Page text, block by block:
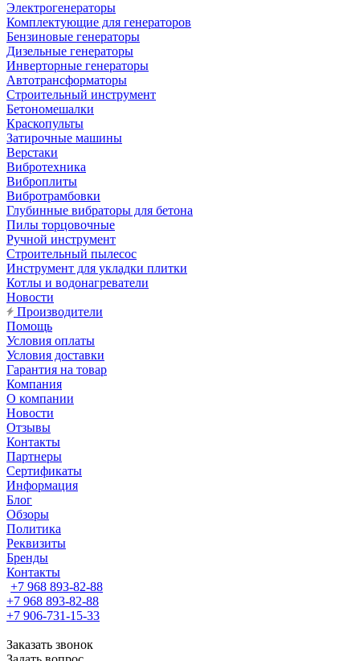
Электрогенераторы
Комплектующие для генераторов
Бензиновые генераторы
Дизельные генераторы
Инверторные генераторы
Автотрансформаторы
Строительный инструмент
Бетономешалки
Краскопульты
Затирочные машины
Верстаки
Вибротехника
Виброплиты
Вибротрамбовки
Глубинные вибраторы для бетона
Пилы торцовочные
Ручной инструмент
Строительный пылесос
Инструмент для укладки плитки
Котлы и водонагреватели
Новости
Производители
Помощь
Условия оплаты
Условия доставки
Гарантия на товар
Компания
О компании
Новости
Отзывы
Контакты
Партнеры
Сертификаты
Информация
Блог
Обзоры
Политика
Реквизиты
Бренды
Контакты
+7 968 893-82-88
+7 968 893-82-88
+7 906-731-15-33
Заказать звонок